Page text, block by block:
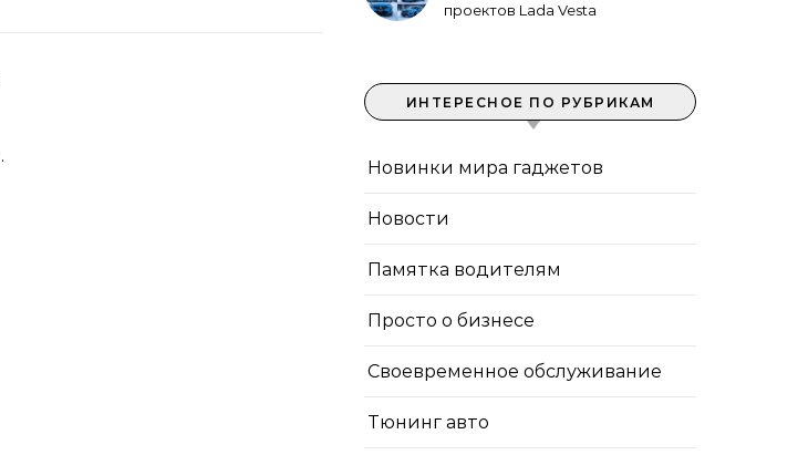
.
проектов Lada Vesta
ИНТЕРЕСНОЕ ПО РУБРИКАМ
Новинки мира гаджетов
Новости
Памятка водителям
Просто о бизнесе
Своевременное обслуживание
Тюнинг авто